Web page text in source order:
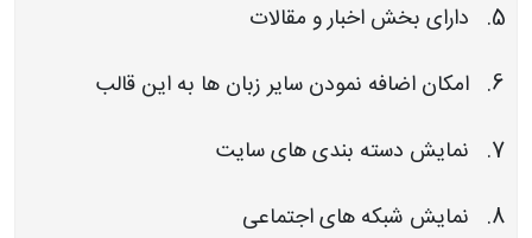
دارای بخش اخبار و مقالات
امکان اضافه نمودن سایر زبان ها به این قالب
نمایش دسته بندی های سایت
نمایش شبکه های اجتماعی